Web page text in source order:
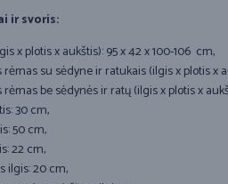
ir svoris:
x plotis x aukštis): 95 x 42 x 100-106 cm,
rėmas su sėdyne ir ratukais (ilgis x plotis x
rėmas be sėdynės ir ratų (ilgis x plotis x
30 cm,
50 cm,
22 cm,
ilgis: 20 cm,